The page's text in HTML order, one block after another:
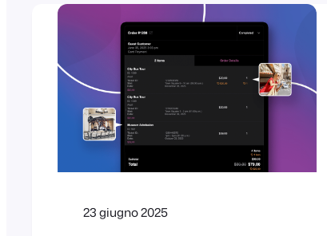
control over how event content
shows up. This guide walks you
through the main shortcodes,
when to use them, and where to
find extra help. Introduction If
you’ve spent time…
23 giugno 2025